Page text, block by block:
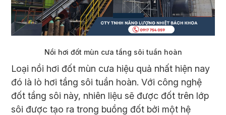
Nồi hơi đốt mùn cưa tầng sôi tuần hoàn
Loại nồi hơi đốt mùn cưa hiệu quả nhất hiện nay
đó là lò hơi tầng sôi tuần hoàn. Với công nghệ
đốt tầng sôi này, nhiên liệu sẽ được đốt trên lớp
sôi được tạo ra trong buồng đốt bởi một hệ